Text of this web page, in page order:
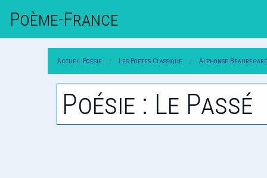
Poème-FrAnce
Accueil Poesie Les Poetes Classique Alphonse Beauregard
Poésie : Le Passé